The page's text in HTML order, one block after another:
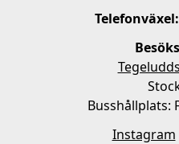
Telefonväxel:
Busshållplats:
Instagram